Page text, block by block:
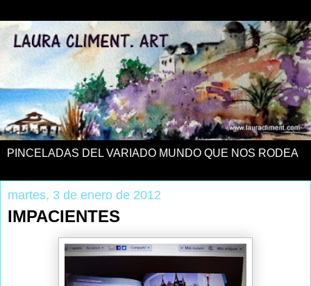
PINCELADAS DEL VARIADO MUNDO QUE NOS RODEA
martes, 3 de enero de 2012
IMPACIENTES